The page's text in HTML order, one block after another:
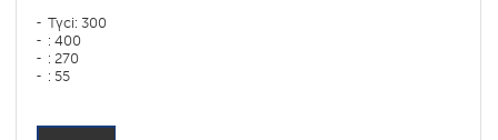
Түсі: 300
: 400
: 270
: 55
Қуаты, Вт: 2800